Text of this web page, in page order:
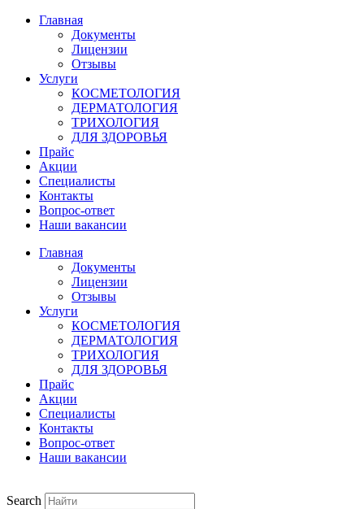
Главная
Документы
Лицензии
Отзывы
Услуги
КОСМЕТОЛОГИЯ
ДЕРМАТОЛОГИЯ
ТРИХОЛОГИЯ
ДЛЯ ЗДОРОВЬЯ
Прайс
Акции
Специалисты
Контакты
Вопрос-ответ
Наши вакансии
Главная
Документы
Лицензии
Отзывы
Услуги
КОСМЕТОЛОГИЯ
ДЕРМАТОЛОГИЯ
ТРИХОЛОГИЯ
ДЛЯ ЗДОРОВЬЯ
Прайс
Акции
Специалисты
Контакты
Вопрос-ответ
Наши вакансии
Search